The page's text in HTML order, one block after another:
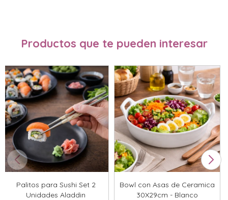
Productos que te pueden interesar
Palitos para Sushi Set 2
Unidades Aladdin
Bowl con Asas de Ceramica
30X29cm - Blanco